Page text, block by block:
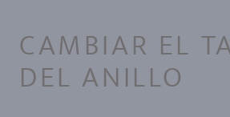
CAMBIAR EL
DEL ANILLO